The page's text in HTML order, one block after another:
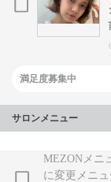
満足度募集中
サロンメニュー
MEZONメニ
に変更メニュ